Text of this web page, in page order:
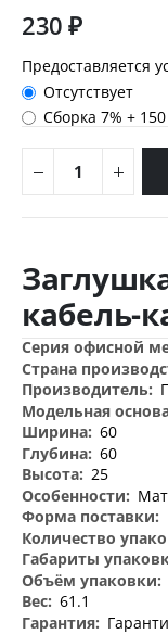
230 ₽
Предоставляется
Отсутствует
Сборка 7%+
к
началу
галереи
изображений
кабель-
Дополнительная
информация
60
60
25
61.1